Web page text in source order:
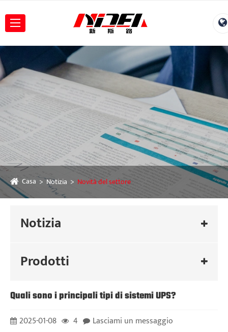
Casa Notizia Novità del settore
Notizia
Prodotti
Quali sono i principali tipi di sistemi UPS?
2025-01-08 4
Lasciami un messaggio